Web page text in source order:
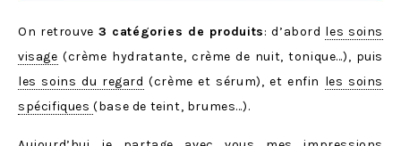
On retrouve 3 catégories de produits: d’abord les soins
visage (crème hydratante, crème de nuit, tonique…), puis
les soins du regard (crème et sérum), et enfin les soins
spécifiques(base de teint, brumes…).